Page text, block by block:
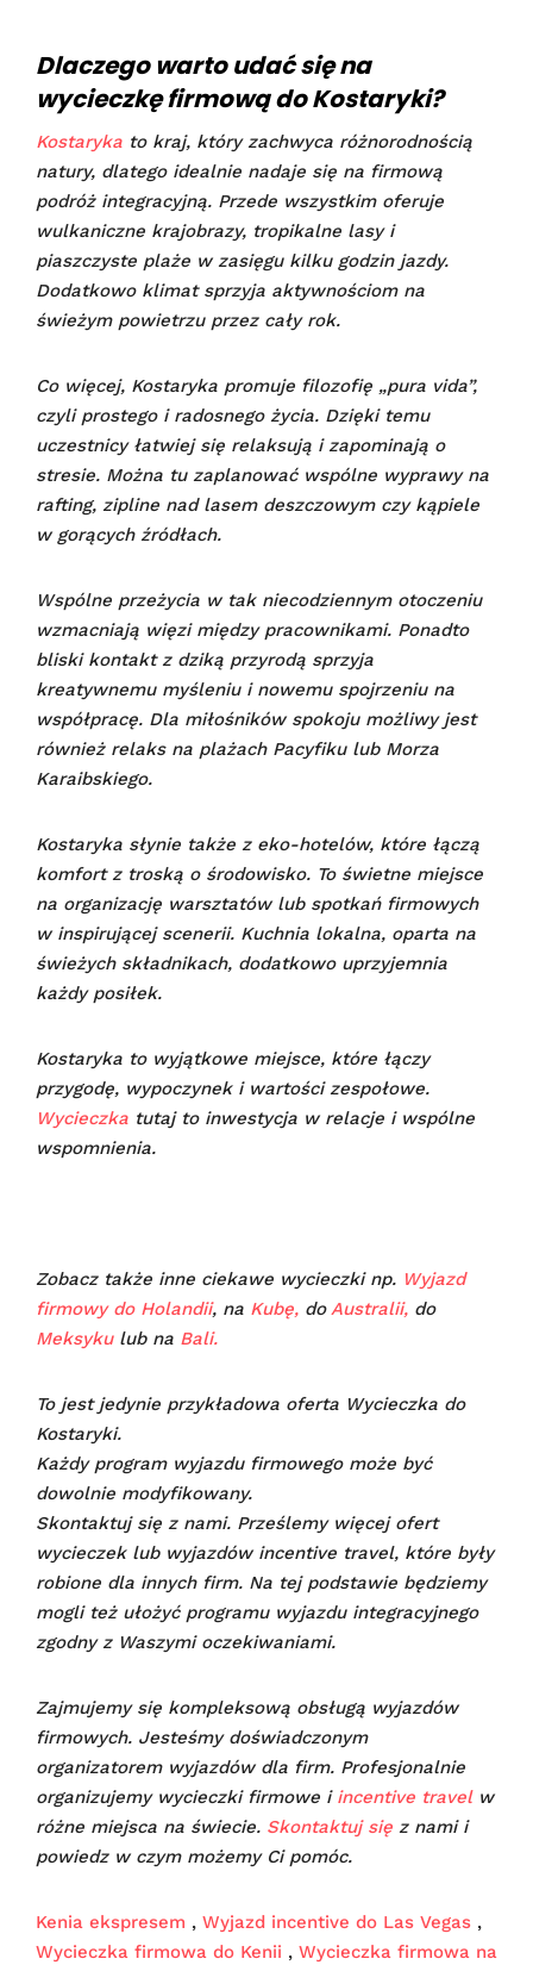
Dlaczego warto udać się na
wycieczkę firmową do Kostaryki?
Kostaryka to kraj, który zachwyca różnorodnością
natury, dlatego idealnie nadaje się na firmową
podróż integracyjną. Przede wszystkim oferuje
wulkaniczne krajobrazy, tropikalne lasy i
piaszczyste plaże w zasięgu kilku godzin jazdy.
Dodatkowo klimat sprzyja aktywnościom na
świeżym powietrzu przez cały rok.
Co więcej, Kostaryka promuje filozofię „pura vida”,
czyli prostego i radosnego życia. Dzięki temu
uczestnicy łatwiej się relaksują i zapominają o
stresie. Można tu zaplanować wspólne wyprawy na
rafting, zipline nad lasem deszczowym czy kąpiele
w gorących źródłach.
Wspólne przeżycia w tak niecodziennym otoczeniu
wzmacniają więzi między pracownikami. Ponadto
bliski kontakt z dziką przyrodą sprzyja
kreatywnemu myśleniu i nowemu spojrzeniu na
współpracę. Dla miłośników spokoju możliwy jest
również relaks na plażach Pacyfiku lub Morza
Karaibskiego.
Kostaryka słynie także z eko-hotelów, które łączą
komfort z troską o środowisko. To świetne miejsce
na organizację warsztatów lub spotkań firmowych
w inspirującej scenerii. Kuchnia lokalna, oparta na
świeżych składnikach, dodatkowo uprzyjemnia
każdy posiłek.
Kostaryka to wyjątkowe miejsce, które łączy
przygodę, wypoczynek i wartości zespołowe.
Wycieczka tutaj to inwestycja w relacje i wspólne
wspomnienia.
Zobacz także inne ciekawe wycieczki np. Wyjazd
firmowy do Holandii, na Kubę, doAustralii, do
Meksykulub na Bali.
To jest jedynie przykładowa oferta Wycieczka do
Kostaryki.
Każdy program wyjazdu firmowego może być
dowolnie modyfikowany.
Skontaktuj się z nami. Prześlemy więcej ofert
wycieczek lub wyjazdów incentive travel, które były
robione dla innych firm. Na tej podstawie będziemy
mogli też ułożyć programu wyjazdu integracyjnego
zgodny z Waszymi oczekiwaniami.
Zajmujemy się kompleksową obsługą wyjazdów
firmowych. Jesteśmy doświadczonym
organizatorem wyjazdów dla firm. Profesjonalnie
organizujemy wycieczki firmowe i incentive travelw
różne miejsca na świecie. Skontaktuj się z nami i
powiedz w czym możemy Ci pomóc.
Kenia ekspresem , Wyjazd incentive do Las Vegas ,
Wycieczka firmowa do Kenii , Wycieczka firmowa na